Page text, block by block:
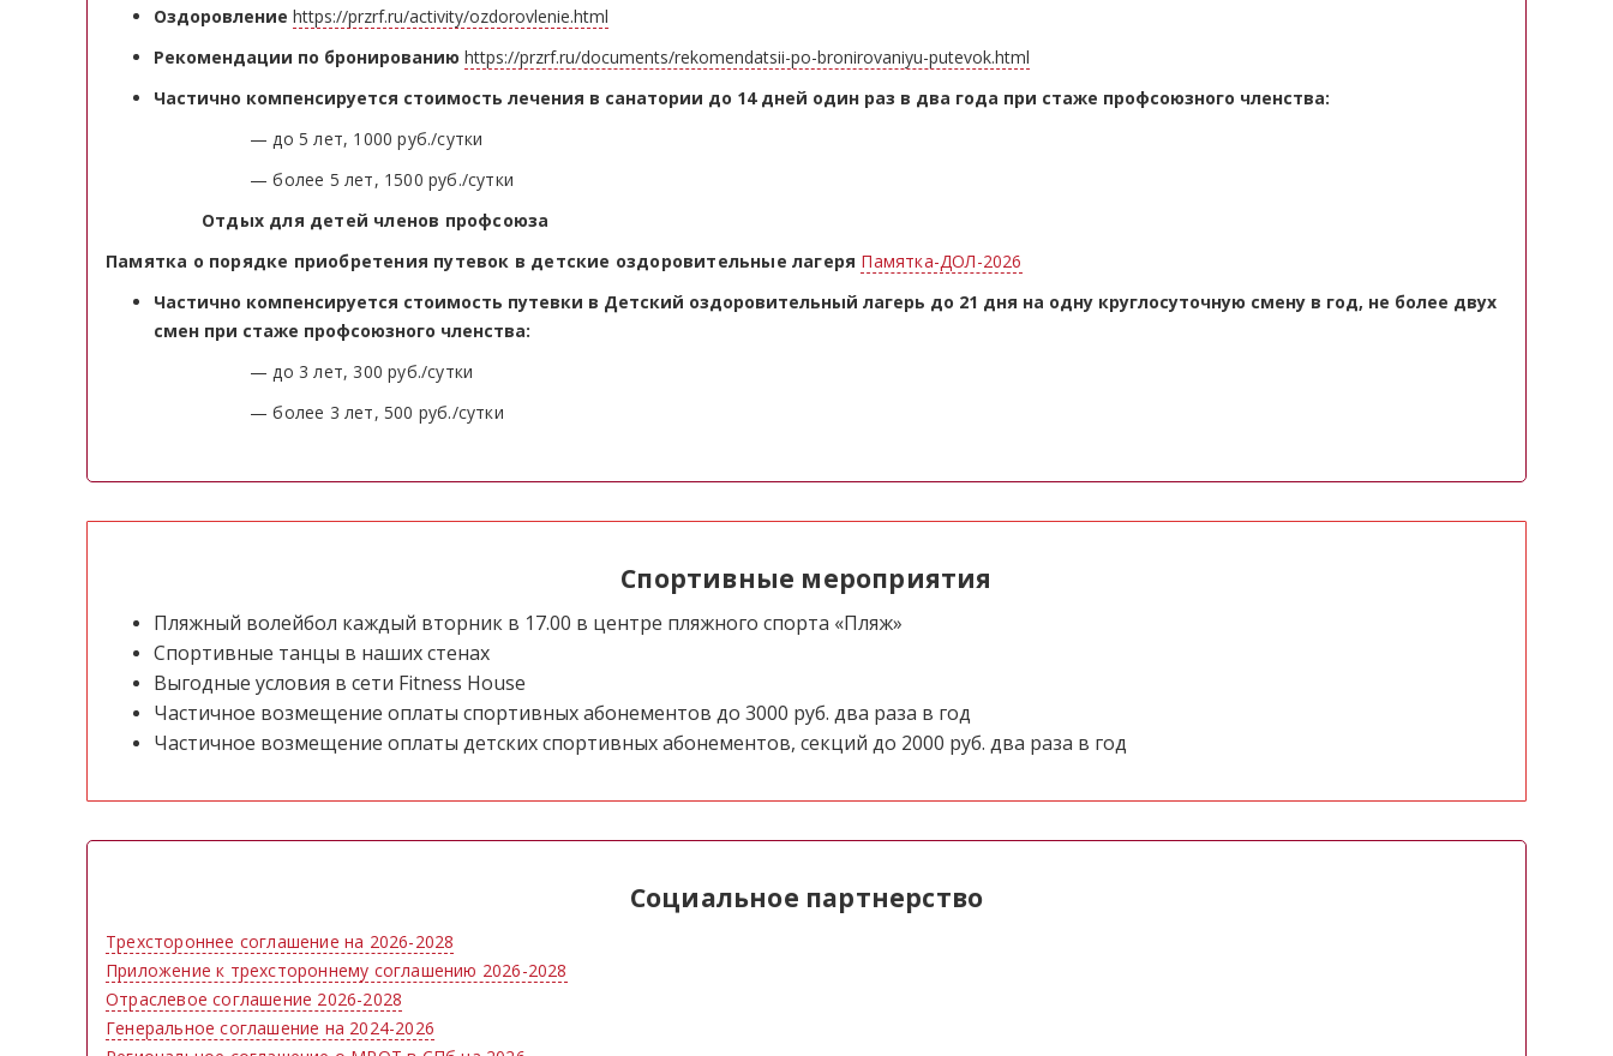
Оздоровление https://przrf.ru/activity/ozdorovlenie.html
Рекомендации по бронированию https://przrf.ru/documents/rekomendatsii-po-bronirovaniyu-putevok.html
Частично компенсируется стоимость лечения в санатории до 14 дней один раз в два года при стаже профсоюзного членства:
— до 5 лет, 1000 руб./сутки
— более 5 лет, 1500 руб./сутки
Отдых для детей членов профсоюза
Памятка о порядке приобретения путевок в детские оздоровительные лагеря Памятка-ДОЛ-2026
Частично компенсируется стоимость путевки в Детский оздоровительный лагерь до 21 дня на одну круглосуточную смену в год, не более двух
смен при стаже профсоюзного членства:
— до 3 лет, 300 руб./сутки
— более 3 лет, 500 руб./сутки
Спортивные мероприятия
Пляжный волейбол каждый вторник в 17.00 в центре пляжного спорта «Пляж»
Спортивные танцы в наших стенах
Выгодные условия в сети Fitness House
Частичное возмещение оплаты спортивных абонементов до 3000 руб. два раза в год
Частичное возмещение оплаты детских спортивных абонементов, секций до 2000 руб. два раза в год
Социальное партнерство
Трехстороннее соглашение на 2026-2028
Приложение к трехстороннему соглашению 2026-2028
Отраслевое соглашение 2026-2028
Генеральное соглашение на 2024-2026